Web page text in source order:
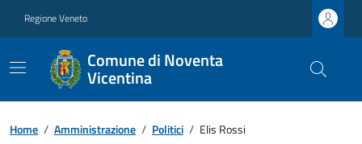
Regione Veneto
Comune di Noventa
Vicentina
Home / Amministrazione / Politici / Elis Rossi